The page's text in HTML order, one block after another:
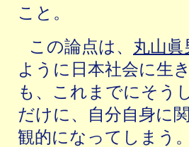
こと。
この論点は、 丸山眞
ように日本社会に生
も、これまでにそう
だけに、自分自身に
観的になってしまう